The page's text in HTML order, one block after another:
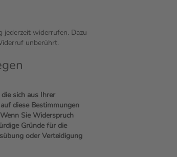
widerrufen. Dazu
unberührt.
sich aus Ihrer
diese Bestimmungen
Sie Widerspruch
Gründe für die
oder Verteidigung